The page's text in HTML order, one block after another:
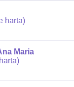
harta)
Maria